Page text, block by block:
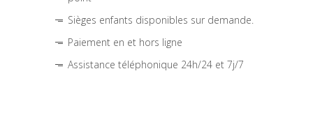
Sièges enfants disponibles sur demande.
Paiement en et hors ligne
Assistance téléphonique 24h/24 et 7j/7